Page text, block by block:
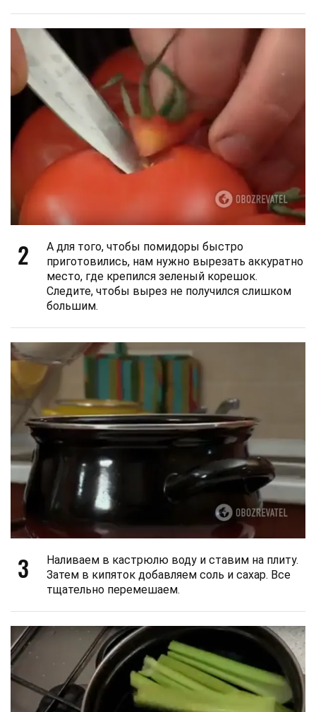
2
А для того, чтобы помидоры быстро
приготовились, нам нужно вырезать аккуратно
место, где крепился зеленый корешок.
Следите, чтобы вырез не получился слишком
большим.
3
Наливаем в кастрюлю воду и ставим на плиту.
Затем в кипяток добавляем соль и сахар. Все
тщательно перемешаем.